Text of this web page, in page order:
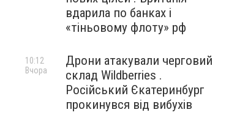
вдарила по банках і
«тіньовому флоту» рф
Дрони атакували черговий
склад Wildberries .
Російський Єкатеринбург
прокинувся від вибухів
10:12
Вчора